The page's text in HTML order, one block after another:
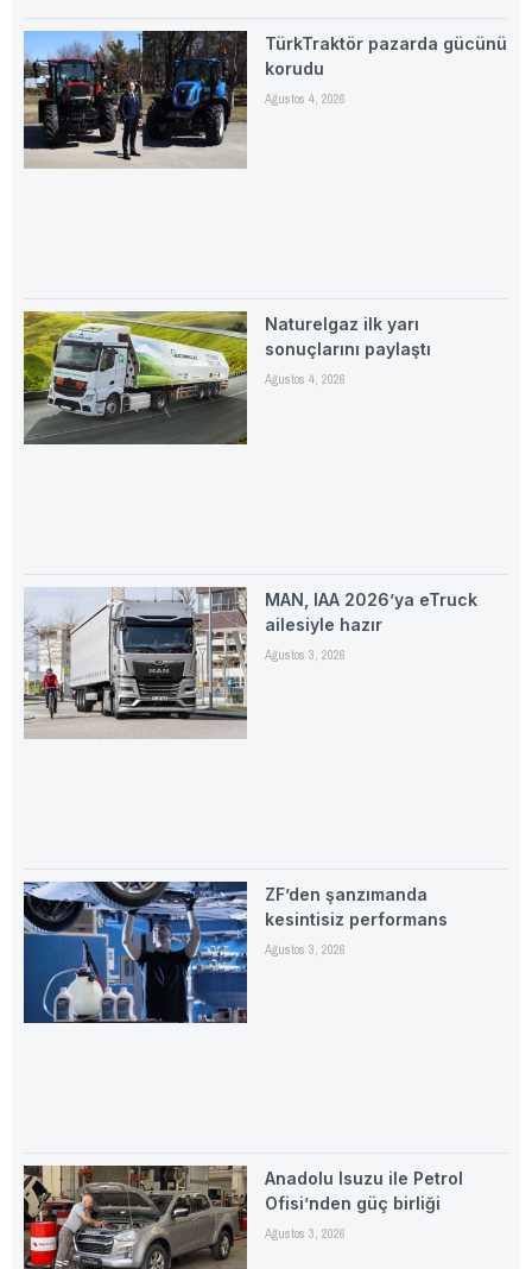
TürkTraktör pazarda gücünü
korudu
Ağustos 4, 2026
Naturelgaz ilk yarı
sonuçlarını paylaştı
Ağustos 4, 2026
MAN, IAA 2026’ya eTruck
ailesiyle hazır
Ağustos 3, 2026
ZF’den şanzımanda
kesintisiz performans
Ağustos 3, 2026
Anadolu Isuzu ile Petrol
Ofisi’nden güç birliği
Ağustos 3, 2026